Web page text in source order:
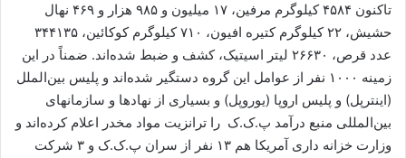
تاکنون ۴۵۸۴ کیلوگرم مرفین، ۱۷ میلیون و ۹۸۵ هزار و ۴۶۹ نهال
حشیش، ۲۲ کیلوگرم کتیره افیون، ۷۱۰ کیلوگرم کوکائین، ۳۴۴۱۳۵
عدد قرص، ۲۶۶۳۰ لیتر اسیتیک، کشف و ضبط شده‌اند. ضمناً در این
زمینه ۱۰۰۰ نفر از عوامل این گروه دستگیر شده‌اند و پلیس بین‌الملل
(اینترپل) و پلیس اروپا (یوروپل) و بسیاری از نهادها و سازمانهای
بین‌المللی منبع درآمد پ.ک.ک را ترانزیت مواد مخدر اعلام کرده‌اند و
وزارت خزانه داری آمریکا هم ۱۳ نفر از سران پ.ک.ک و ۳ شرکت